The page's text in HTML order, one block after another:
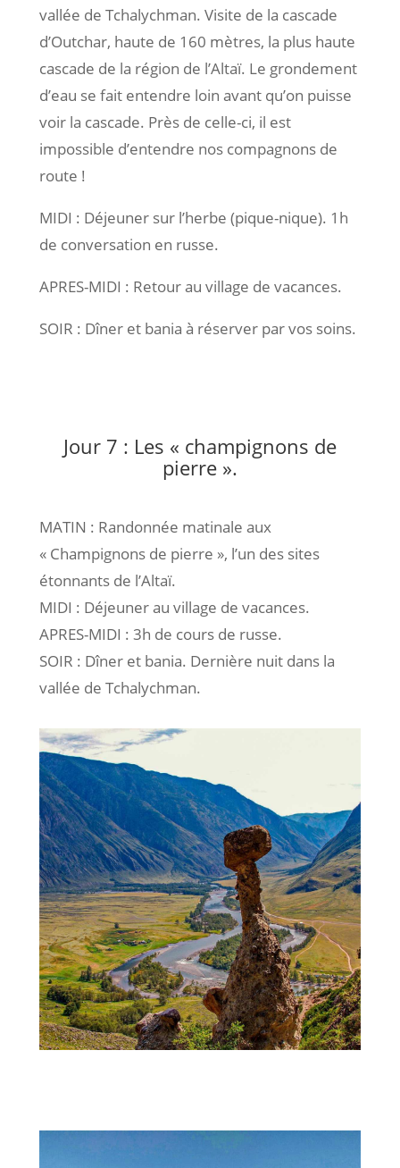
vallée de Tchalychman. Visite de la cascade
d’Outchar, haute de 160 mètres, la plus haute
cascade de la région de l’Altaï. Le grondement
d’eau se fait entendre loin avant qu’on puisse
voir la cascade. Près de celle-ci, il est
impossible d’entendre nos compagnons de
route !
MIDI : Déjeuner sur l’herbe (pique-nique). 1h
de conversation en russe.
APRES-MIDI : Retour au village de vacances.
SOIR : Dîner et bania à réserver par vos soins.
Jour 7 : Les « champignons de
pierre ».
MATIN : Randonnée matinale aux
« Champignons de pierre », l’un des sites
étonnants de l’Altaï.
MIDI : Déjeuner au village de vacances.
APRES-MIDI : 3h de cours de russe.
SOIR : Dîner et bania. Dernière nuit dans la
vallée de Tchalychman.